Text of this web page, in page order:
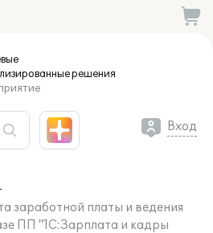
решения
Вход
заработной платы и ведения
ПП "1С:Зарплата и кадры